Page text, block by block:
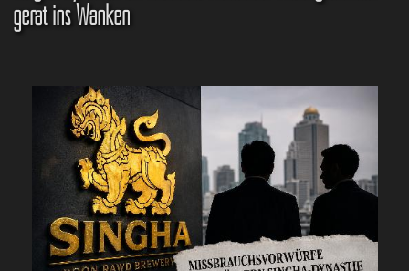
gerät ins Wanken